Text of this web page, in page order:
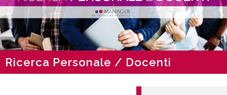
Ricerca Personale / Docenti